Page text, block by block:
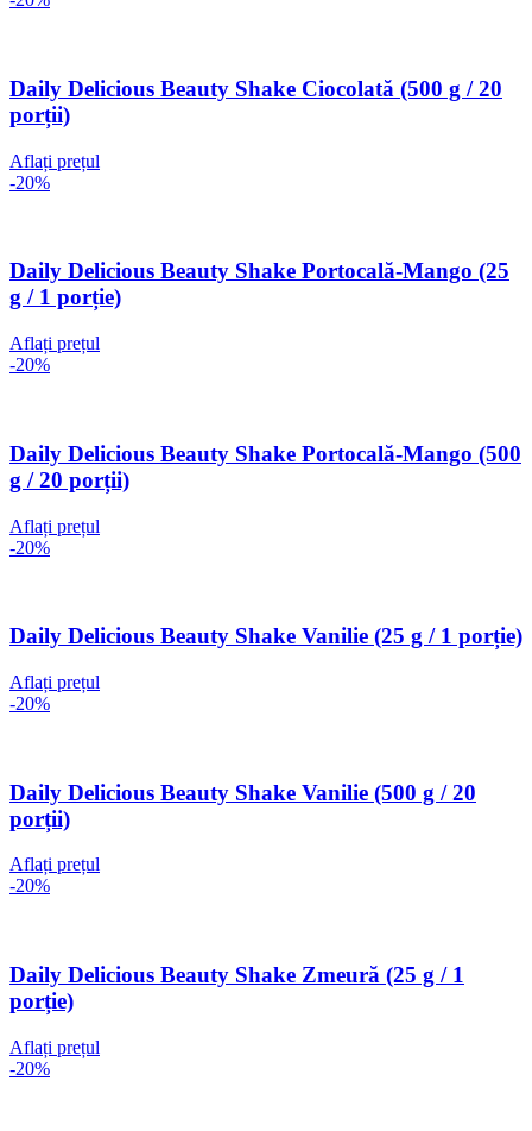
Daily Delicious Beauty Shake Ciocolată (500 g / 20
porții)
Aflați prețul
-20%
Daily Delicious Beauty Shake Portocală-Mango (25
g / 1 porție)
Aflați prețul
-20%
Daily Delicious Beauty Shake Portocală-Mango (500
g / 20 porții)
Aflați prețul
-20%
Daily Delicious Beauty Shake Vanilie (25 g / 1 porție)
Aflați prețul
-20%
Daily Delicious Beauty Shake Vanilie (500 g / 20
porții)
Aflați prețul
-20%
Daily Delicious Beauty Shake Zmeură (25 g / 1
porție)
Aflați prețul
-20%